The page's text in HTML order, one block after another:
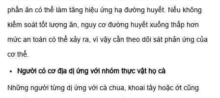
phần ăn có thể làm tăng hiệu ứng hạ đường huyết. Nếu không
kiểm soát tốt lượng ăn, nguy cơ đường huyết xuống thấp hơn
mức an toàn có thể xảy ra, vì vậy cần theo dõi sát phản ứng của
cơ thể.
Người có cơ địa dị ứng với nhóm thực vật họ cà
Những người từng dị ứng với cà chua, khoai tây hoặc ớt cũng